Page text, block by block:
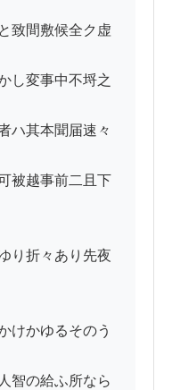
致間敷候全ク虚
し変事中不埒之
ハ其本聞届速々
被越事前二且下
り折々あり先夜
けかゆるそのう
智の給ふ所なら